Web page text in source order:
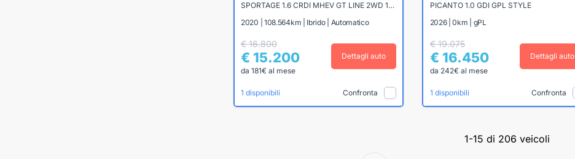
SPORTAGE 1.6 CRDI MHEV GT LINE 2WD 136CV DCT7
2020 | 108.564km | Ibrido | Automatico
€ 16.800
€ 15.200
da 181€ al mese
Dettagli auto
1 disponibili Confronta
PICANTO 1.0 GDI GPL STYLE
2026 | 0km | gPL
€ 19.075
€ 16.450
da 242€ al mese
Dettagli auto
1 disponibili Confronta
1-15 di 206 veicoli